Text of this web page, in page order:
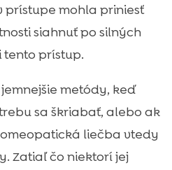
mačky a ako funguje
a šetrná
mačky: čo od nej
očakávať
kedy radšej okamžite k
prístupe mohla priniesť
siahnuť po silných
tento prístup.
metódy, keď
sa škriabať, alebo ak
liečba vtedy
Zatiaľ čo niektorí jej